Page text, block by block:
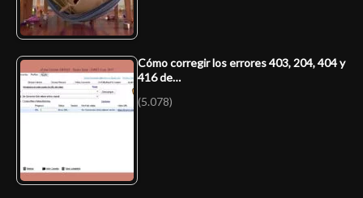
Cómo corregir los errores 403, 204, 404 y
416 de…
(5.078)